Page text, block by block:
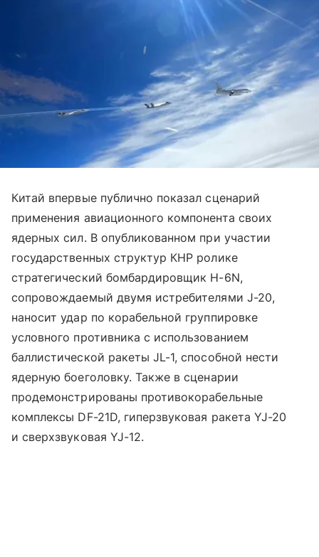
Китай впервые публично показал сценарий
применения авиационного компонента своих
ядерных сил. В опубликованном при участии
государственных структур КНР ролике
стратегический бомбардировщик H-6N,
сопровождаемый двумя истребителями J-20,
наносит удар по корабельной группировке
условного противника с использованием
баллистической ракеты JL-1, способной нести
ядерную боеголовку. Также в сценарии
продемонстрированы противокорабельные
комплексы DF-21D, гиперзвуковая ракета YJ-20
и сверхзвуковая YJ-12.